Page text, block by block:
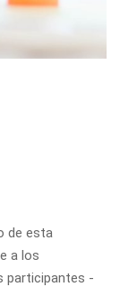
de esta
a los
participantes -